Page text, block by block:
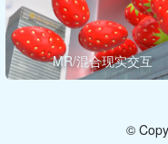
MR/混合现实交互
©